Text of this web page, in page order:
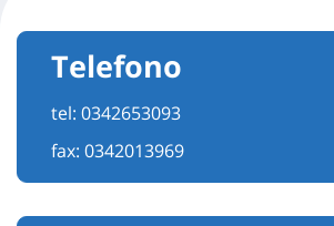
Telefono
tel: 0342653093
fax: 0342013969